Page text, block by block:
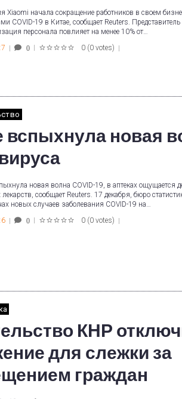
Xiaomi начала сокращение работников в своем
COVID-19 в Китае, сообщает Reuters.
персонала повлияет на менее 10% от…
0 0 (0 votes)
вспыхнула новая
новая волна COVID-19, в аптеках ощущается
сообщает Reuters. 17 декабря, бюро
новых случаев заболевания COVID-19 на…
0 0 (0 votes)
КНР
для слежки за
граждан